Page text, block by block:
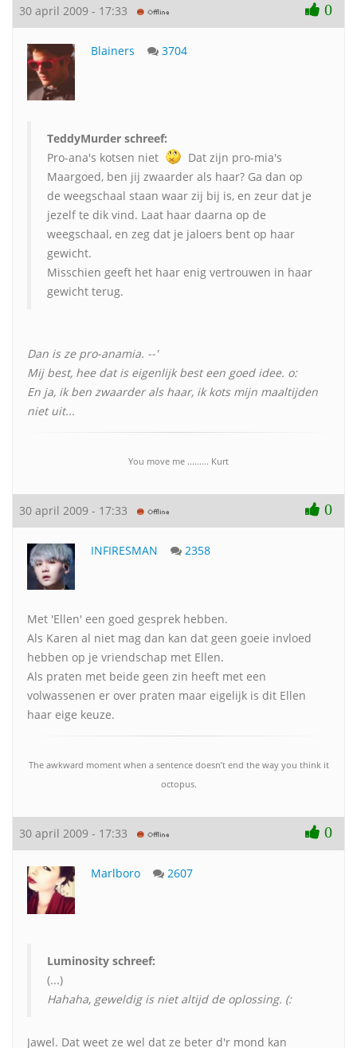
30 april 2009 - 17:33 0
Blainers 3704
TeddyMurder schreef:
Pro-ana's kotsen niet
Dat zijn pro-mia's
Maargoed, ben jij zwaarder als haar? Ga dan op
de weegschaal staan waar zij bij is, en zeur dat je
jezelf te dik vind. Laat haar daarna op de
weegschaal, en zeg dat je jaloers bent op haar
gewicht.
Misschien geeft het haar enig vertrouwen in haar
gewicht terug.
Dan is ze pro-anamia. --'
Mij best, hee dat is eigenlijk best een goed idee. o:
En ja, ik ben zwaarder als haar, ik kots mijn maaltijden
niet uit...
You move me ......... Kurt
30 april 2009 - 17:33 0
INFIRESMAN 2358
Met 'Ellen' een goed gesprek hebben.
Als Karen al niet mag dan kan dat geen goeie invloed
hebben op je vriendschap met Ellen.
Als praten met beide geen zin heeft met een
volwassenen er over praten maar eigelijk is dit Ellen
haar eige keuze.
The awkward moment when a sentence doesn’t end the way you think it
octopus.
30 april 2009 - 17:33 0
Marlboro 2607
Luminosity schreef:
(...)
Hahaha, geweldig is niet altijd de oplossing. (:
Jawel. Dat weet ze wel dat ze beter d'r mond kan